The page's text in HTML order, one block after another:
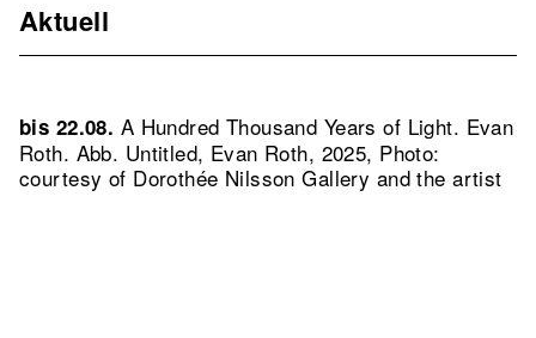
Aktuell
bis 22.08. A Hundred Thousand Years of Light. Evan
Roth. Abb. Untitled, Evan Roth, 2025, Photo:
courtesy of Dorothée Nilsson Gallery and the artist